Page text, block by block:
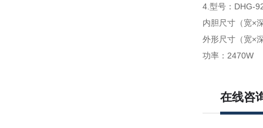
4.型号：DHG-
内胆尺寸（宽×
外形尺寸（宽×
功率：2470W
在线咨